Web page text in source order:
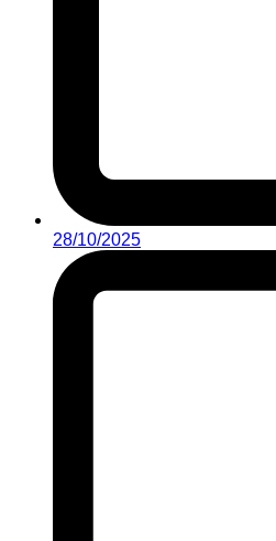
28/10/2025